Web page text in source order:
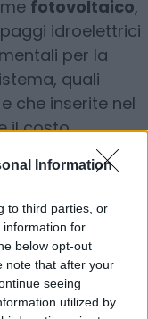
Information
to third parties, or
information for
below opt-out
note that after your
seeing
utilized by
fotovoltaico,
idroelettrici
per la
quali
che inserite nel
il costo
del mix
sulla base di
costo
per il
alla
e di generare
il Paese; la